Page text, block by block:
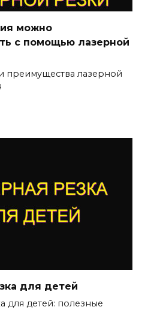
можно
с помощью лазерной
преимущества лазерной
для детей
для детей: полезные